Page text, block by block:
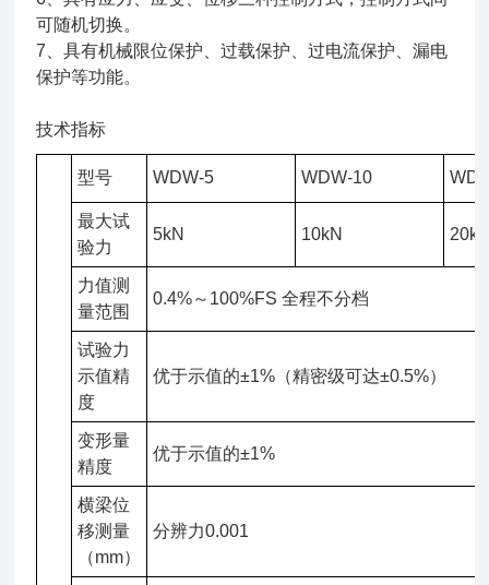
可随机切换。
7、具有机械限位保护、过载保护、过电流保护、漏电
保护等功能。
技术指标
型号 WDW-5 WDW-10
最大试
验力
5kN 10kN
力值测
量范围
0.4%～100%FS 全程不分档
试验力
示值精
度
优于示值的±1%（精密级可达±0.5%）
变形量
精度
优于示值的±1%
横梁位
移测量
（mm）
分辨力0.001